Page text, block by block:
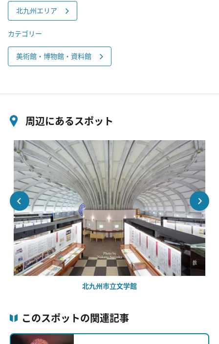
北九州エリア
カテゴリー
美術館・博物館・資料館
周辺にあるスポット
北九州市立文学館
このスポットの関連記事